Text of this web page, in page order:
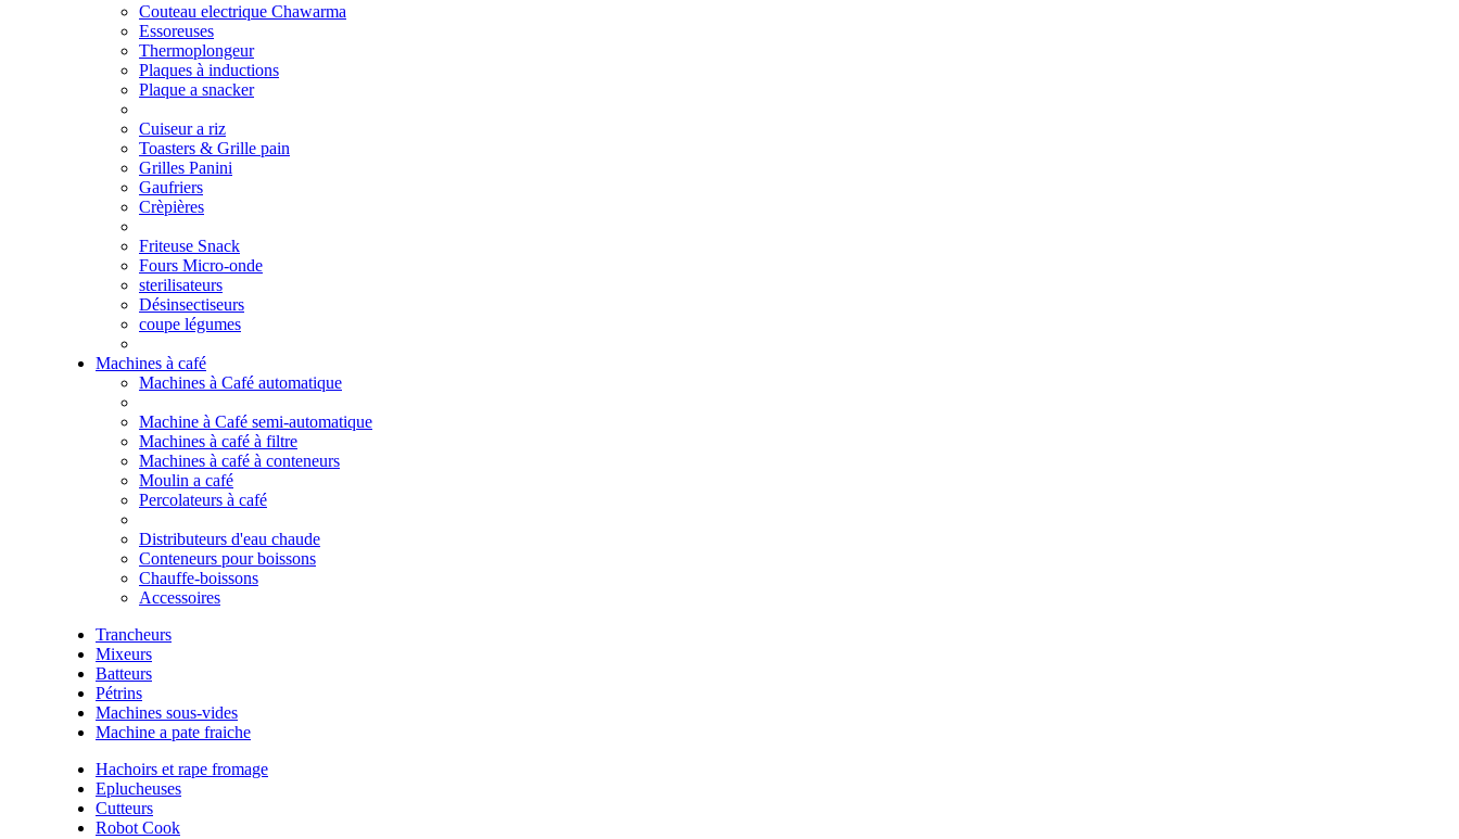
Couteau electrique Chawarma
Essoreuses
Thermoplongeur
Plaques à inductions
Plaque a snacker
Cuiseur a riz
Toasters & Grille pain
Grilles Panini
Gaufriers
Crèpières
Friteuse Snack
Fours Micro-onde
sterilisateurs
Désinsectiseurs
coupe légumes
Machines à café
Machines à Café automatique
Machine à Café semi-automatique
Machines à café à filtre
Machines à café à conteneurs
Moulin a café
Percolateurs à café
Distributeurs d'eau chaude
Conteneurs pour boissons
Chauffe-boissons
Accessoires
Trancheurs
Mixeurs
Batteurs
Pétrins
Machines sous-vides
Machine a pate fraiche
Hachoirs et rape fromage
Eplucheuses
Cutteurs
Robot Cook